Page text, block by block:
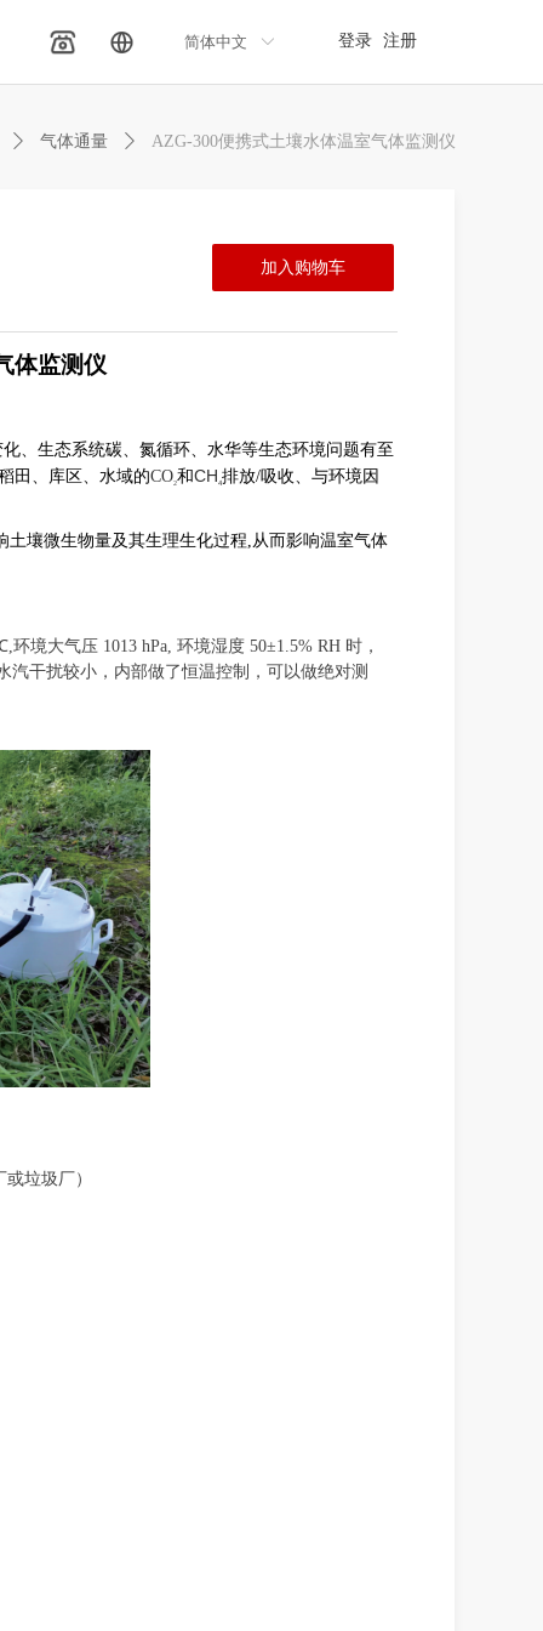
ꀅ
简体中文 登录 注册
体监测仪
、生态系统碳、氮循环、水华等生态环境问题有至
田、库区、水域的CO2和CH4排放/吸收、与环境因
土壤微生物量及其生理生化过程 从而影响温室气体
环境大气压 1013 hPa, 环境湿度 50±1.5% RH 时，
汽干扰较小，内部做了恒温控制，可以做绝对测
或垃圾厂）
加入购物车
ꄲ 气体通量 ꄲ AZG-300便携式土壤水体温室气体监测仪